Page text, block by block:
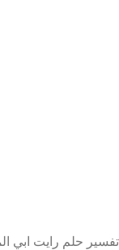
تفسير حلم رايت ابي